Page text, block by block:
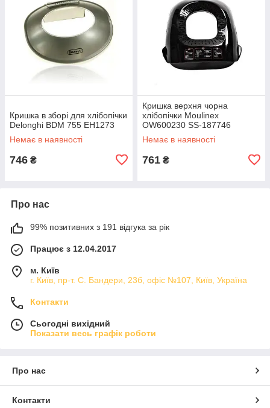
Кришка в зборі для хлібопічки
Delonghi BDM 755 EH1273
Немає в наявності
746 ₴
Кришка верхня чорна
хлібопічки Moulinex
OW600230 SS-187746
Немає в наявності
761 ₴
Про нас
99% позитивних з 191 відгука за рік
Працює з 12.04.2017
м. Київ
г. Київ, пр-т. С. Бандери, 23б, офіс №107, Київ, Україна
Контакти
Сьогодні вихідний
Показати весь графік роботи
Про нас
Контакти